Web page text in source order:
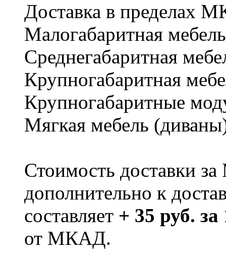
Доставка в пределах
Малогабаритная
Cреднегабаритная
Крупногабаритная
Крупногабаритные
Мягкая мебель
Стоимость доставки
дополнительно к
составляет + 35 руб.
от МКАД.